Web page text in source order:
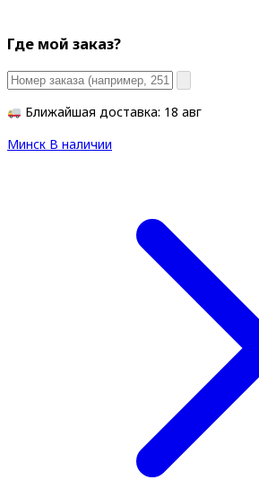
Где мой заказ?
Ближайшая доставка: 18 авг
Минск В наличии